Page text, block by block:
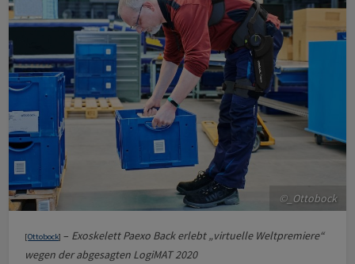
©_Ottobock
[Ottobock] – Exoskelett Paexo Back erlebt „virtuelle Weltpremiere“
wegen der abgesagten LogiMAT 2020